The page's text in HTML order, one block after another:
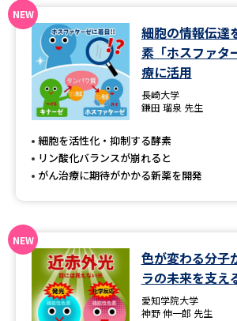
高等学校（情報）教員資格認定
大学研究
大学で学べる内容や特徴を調べる
データサイエンス特集 奨学金・
デジタルパンフレット 進路の３択
細胞の情報伝達
素「ホスファタ
療に活用
長崎大学
鎌田 瑠泉 先生
細胞を活性化・抑制する酵素
リン酸化バランスが崩れると
がん治療に期待がかかる新薬を開発
色が変わる分子
ラの未来を支え
愛知学院大学
神野 伸一郎 先生